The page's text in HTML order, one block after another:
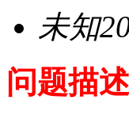
未知
问题描述